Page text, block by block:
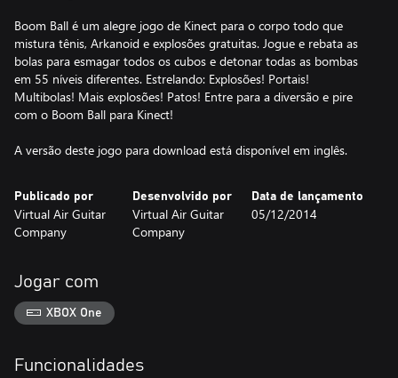
Boom Ball é um alegre jogo de Kinect para o corpo todo que
mistura tênis, Arkanoid e explosões gratuitas. Jogue e rebata as
bolas para esmagar todos os cubos e detonar todas as bombas
em 55 níveis diferentes. Estrelando: Explosões! Portais!
Multibolas! Mais explosões! Patos! Entre para a diversão e pire
com o Boom Ball para Kinect!
A versão deste jogo para download está disponível em inglês.
Publicado por
Virtual Air Guitar
Company
Desenvolvido por
Virtual Air Guitar
Company
Data de lançamento
05/12/2014
Jogar com
XBOX One
Funcionalidades